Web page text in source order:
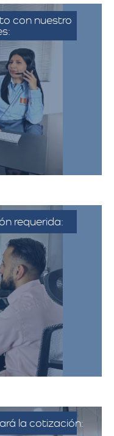
con nuestro
solicitud de
a través
en cotizar.​
requerida:
detallada
la dirección
y cantidad de
la cotización: